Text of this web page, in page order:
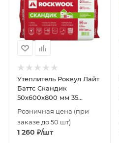
Утеплитель Роквул Лайт
Баттс Скандик
50х600х800 мм 35
Розничная цена (при
заказе до 50 шт)
1 260 ₽/шт